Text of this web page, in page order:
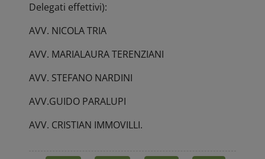
Delegati effettivi):
AVV. NICOLA TRIA
AVV. MARIALAURA TERENZIANI
AVV. STEFANO NARDINI
AVV.GUIDO PARALUPI
AVV. CRISTIAN IMMOVILLI.